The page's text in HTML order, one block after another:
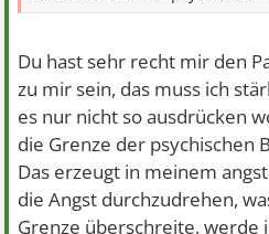
Du hast sehr recht mir den
zu mir sein, das muss ich
es nur nicht so ausdrücken
die Grenze der psychischen
Das erzeugt in meinem
die Angst durchzudrehen,
Grenze überschreite, werde